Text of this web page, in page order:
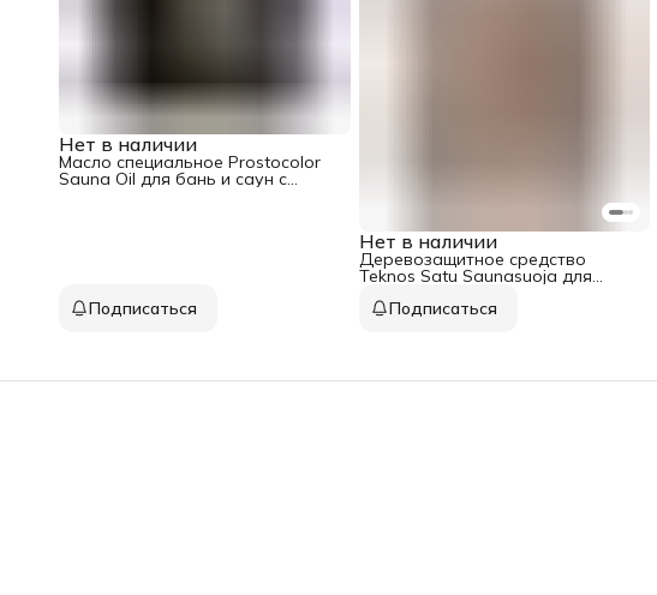
Нет в наличии
Масло специальное Prostocolor
Sauna Oil для бань и саун с
Подписаться
Нет в наличии
Деревозащитное средство
Teknos Satu Saunasuoja для
Подписаться